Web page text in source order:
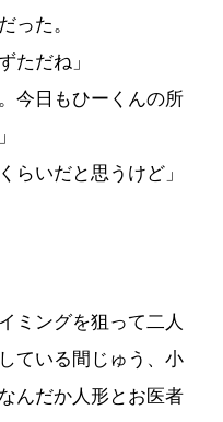
った。
ただね」
今日もひーくんの所
らいだと思うけど」
ミングを狙って二人
ている間じゅう、小
んだか人形とお医者